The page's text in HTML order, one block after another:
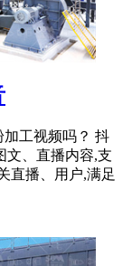
加工视频吗？ 抖
文、直播内容,支
直播、用户,满足